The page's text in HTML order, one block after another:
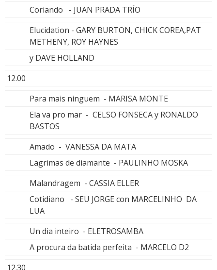
Coriando - JUAN PRADA TRÍO
Elucidation - GARY BURTON, CHICK COREA,PAT
METHENY, ROY HAYNES
y DAVE HOLLAND
12.00
Para mais ninguem - MARISA MONTE
Ela va pro mar - CELSO FONSECA y RONALDO
BASTOS
Amado - VANESSA DA MATA
Lagrimas de diamante - PAULINHO MOSKA
Malandragem - CASSIA ELLER
Cotidiano - SEU JORGE con MARCELINHO DA
LUA
Un dia inteiro - ELETROSAMBA
A procura da batida perfeita - MARCELO D2
12.30